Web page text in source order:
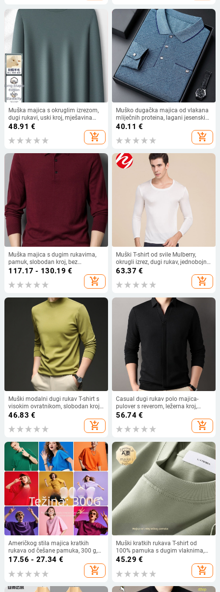
Muška majica s okruglim izrezom,
dugi rukavi, uski kroj, mješavina
vune i pamuka, visoka elastičnost,
48.91 €
add_shopping_cart
Muško dugačka majica od vlakana
mliječnih proteina, lagani jesenski
top za muškarce srednje dobi
40.11 €
add_shopping_cart
Muška majica s dugim rukavima,
pamuk, slobodan kroj, bez
ovratnika, lagana tkanina, proljeće
117.17 - 130.19 €
add_shopping_cart
Muški T-shirt od svile Mulberry,
okrugli izrez, dugi rukav, jednobojni
dizajn
63.37 €
add_shopping_cart
Muški modalni dugi rukav T-shirt s
visokim ovratnikom, slobodan kroj,
prozračna mješavina pamuka i
46.83 €
add_shopping_cart
Casual dugi rukav polo majica-
pulover s reverom, ležerna kroj,
ovratnik s reverom, tanak spoj od
56.74€
add_shopping_cart
Američkog stila majica kratkih
rukava od češane pamuka, 300 g,
jednobojna boja, ležerna silueta,
17.56 - 27.34 €
add_shopping_cart
Muški kratkih rukava T-shirt od
100% pamuka s dugim vlaknima,
širokog kroja, bijela, težina tkanine
45.29 €
add_shopping_cart